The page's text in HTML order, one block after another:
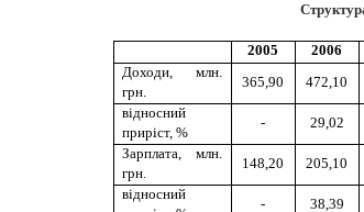
2005
2006
Доходи, млн.
грн.
365,90 472,10
відносний
приріст, %
- 29,02
Зарплата, млн.
грн.
148,20 205,10
відносний
- 38,39